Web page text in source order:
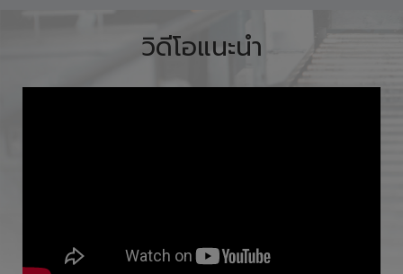
วิดีโอแนะนำ